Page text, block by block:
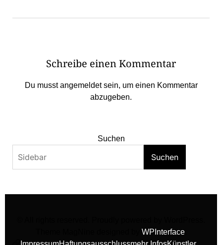
Schreibe einen Kommentar
Du musstangemeldetsein, um einen Kommentar
abzugeben.
Suchen
Suchen
WPInterface.